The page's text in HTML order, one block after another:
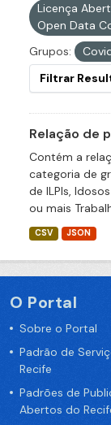
Licença
Open Data
Grupos:
Filtrar
Relação de
Contém a
categoria de
de ILPIs,
ou mais
CSV JSON
O Portal
Sobre o Portal
Padrão de
Recife
Padrões de
Abertos do